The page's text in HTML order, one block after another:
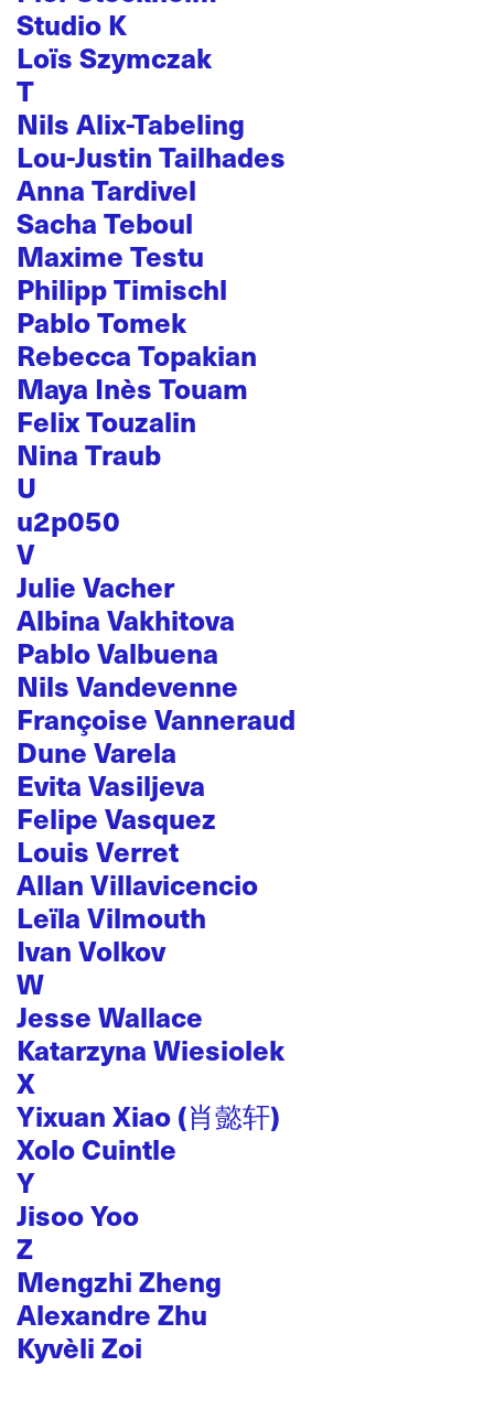
Studio K
Loïs Szymczak
T
Nils Alix-Tabeling
Lou-Justin Tailhades
Anna Tardivel
Sacha Teboul
Maxime Testu
Philipp Timischl
Pablo Tomek
Rebecca Topakian
Maya Inès Touam
Felix Touzalin
Nina Traub
U
u2p050
V
Julie Vacher
Albina Vakhitova
Pablo Valbuena
Nils Vandevenne
Françoise Vanneraud
Dune Varela
Evita Vasiljeva
Felipe Vasquez
Louis Verret
Allan Villavicencio
Leïla Vilmouth
Ivan Volkov
W
Jesse Wallace
Katarzyna Wiesiolek
X
Yixuan Xiao (肖懿轩)
Xolo Cuintle
Y
Jisoo Yoo
Z
Mengzhi Zheng
Alexandre Zhu
Kyvèli Zoi